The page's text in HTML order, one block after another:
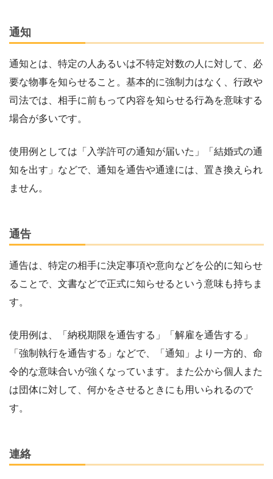
通知
通知とは、特定の人あるいは不特定対数の人に対して、必
要な物事を知らせること。基本的に強制力はなく、行政や
司法では、相手に前もって内容を知らせる行為を意味する
場合が多いです。
使用例としては「入学許可の通知が届いた」「結婚式の通
知を出す」などで、通知を通告や通達には、置き換えられ
ません。
通告
通告は、特定の相手に決定事項や意向などを公的に知らせ
ることで、文書などで正式に知らせるという意味も持ちま
す。
使用例は、「納税期限を通告する」「解雇を通告する」
「強制執行を通告する」などで、「通知」より一方的、命
令的な意味合いが強くなっています。また公から個人また
は団体に対して、何かをさせるときにも用いられるので
す。
連絡